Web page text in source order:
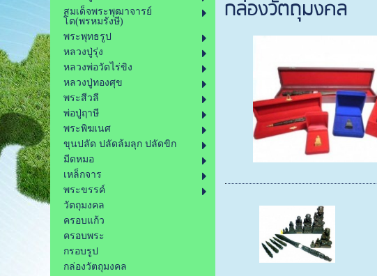
สมเด็จพระพุฒาจารย์
โต(พรหมรังษี)
พระพุทธรูป
หลวงปู่รุ่ง
หลวงพ่อวัดไร่ขิง
หลวงปู่ทองศุข
พระสีวลี
พ่อปู่ฤาษี
พระพิฆเนศ
ขุนปลัด ปลัดล้มลุก ปลัดขิก
มีดหมอ
เหล็กจาร
พระขรรค์
วัตถุมงคล
ครอบแก้ว
ครอบพระ
กรอบรูป
กล่องวัตถุมงคล
กล่องวัตถุมงคล